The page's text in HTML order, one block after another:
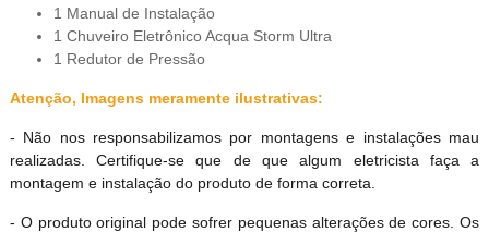
1 Manual de Instalação
1 Chuveiro Eletrônico Acqua Storm Ultra
1 Redutor de Pressão
Atenção, Imagens meramente ilustrativas:
- Não nos responsabilizamos por montagens e instalações mau
realizadas. Certifique-se que de que algum eletricista faça a
montagem e instalação do produto de forma correta.
- O produto original pode sofrer pequenas alterações de cores. Os